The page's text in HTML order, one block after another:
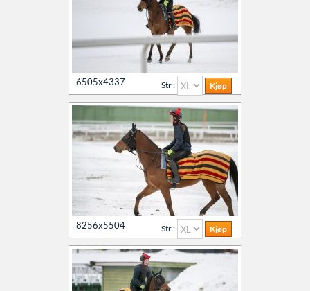
6505x4337 Str :
8256x5504 Str :